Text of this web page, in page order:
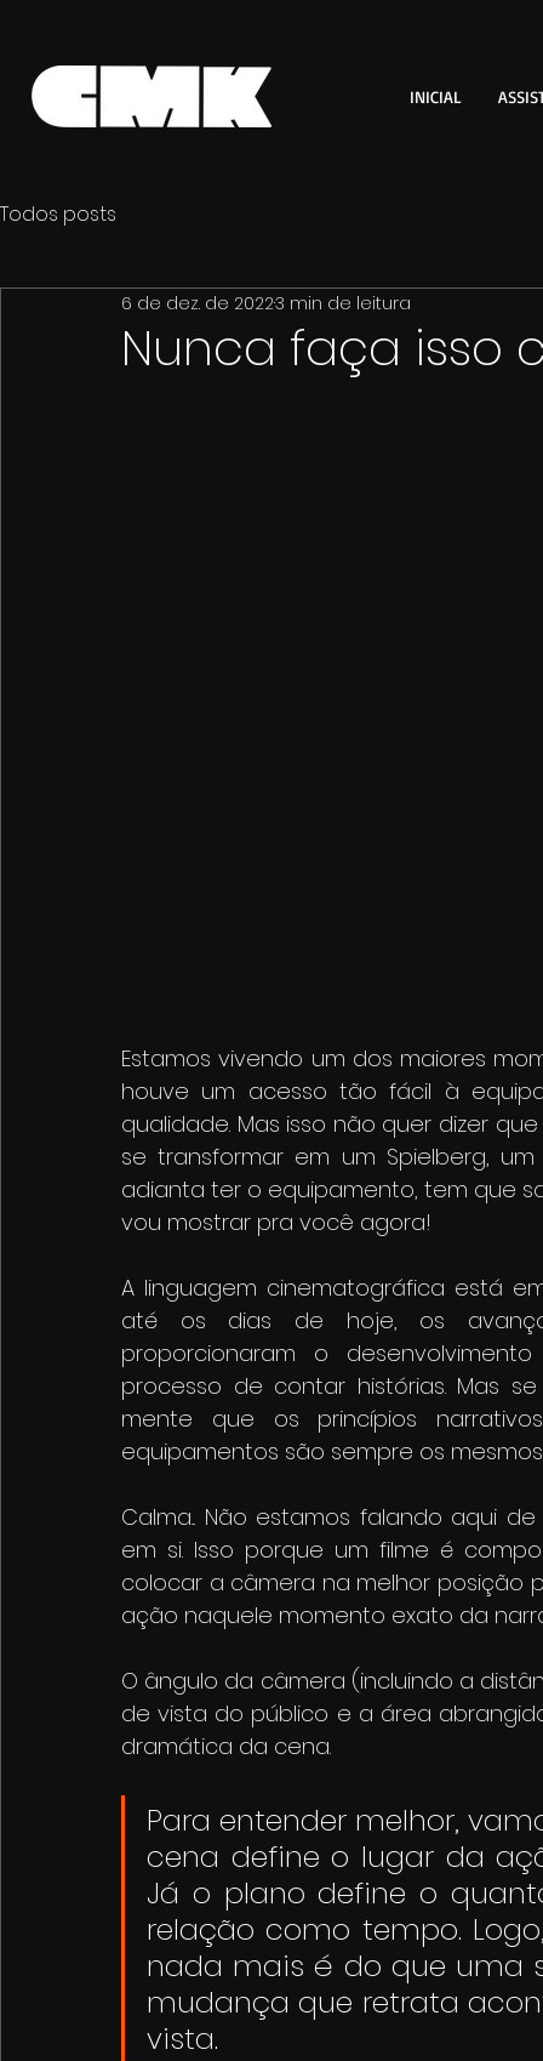
INICIAL
Todos posts
Nunca faça isso
6 de dez. de 20223 min de leitura
Estamos vivendo um dos maiores
houve um acesso tão fácil à
qualidade. Mas isso não quer dizer
se transformar em um Spielberg,
adianta ter o equipamento, tem que
vou mostrar pra você agora!
A linguagem cinematográfica está
até os dias de hoje, os
proporcionaram o
processo de contar histórias. Mas
mente que os princípios
equipamentos são sempre os
Calma... Não estamos falando aqui
em si. Isso porque um filme é
colocar a câmera na melhor posição
ação naquele momento exato da
O ângulo da câmera (incluindo a
de vista do público e a área
dramática da cena.
Para entender melhor,
cena define o lugar da
Já o plano define o
relação como tempo.
nada mais é do que uma
mudança que retrata
vista.